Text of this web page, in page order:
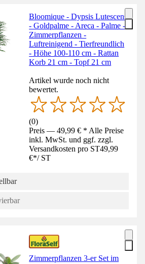
Bloomique - Dypsis Lutescens
- Goldpalme - Areca - Palme -
Zimmerpflanzen -
Luftreinigend - Tierfreundlich
- Höhe 100-110 cm - Rattan
Korb 21 cm - Topf 21 cm
Artikel wurde noch nicht
bewertet.
(0)
Preis — 49,99 € * Alle Preise
inkl. MwSt. und ggf. zzgl.
Versandkosten pro ST49,99
€*/ ST
Zimmerpflanzen 3-er Set im